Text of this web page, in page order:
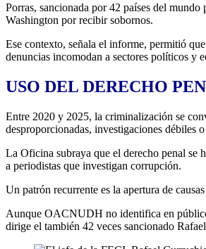
Porras, sancionada por 42 países del
Washington por recibir sobornos.
Ese contexto, señala el informe, permitió
denuncias incomodan a sectores políticos y
USO DEL DERECHO
Entre 2020 y 2025, la criminalización se
desproporcionadas, investigaciones débiles
La Oficina subraya que el derecho penal se
a periodistas que investigan corrupción.
Un patrón recurrente es la apertura de
Aunque OACNUDH no identifica en
dirige el también 42 veces sancionado